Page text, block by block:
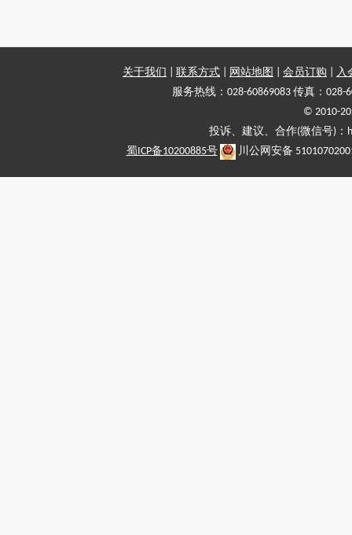
关于我们 联系方式 网站地图 会员订购
入
服务热线：028-60869083 传真：028-
© 2010-
投诉、建议、合作(微信号)
蜀ICP备10200885号
川公网安备